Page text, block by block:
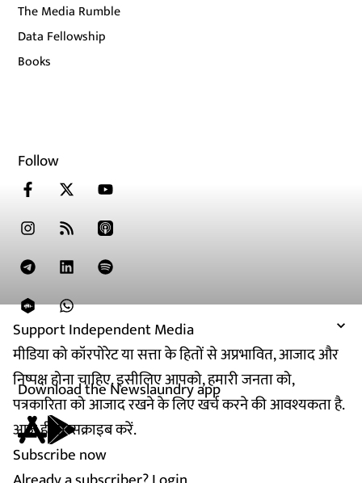
Support Independent Media
मीडिया को कॉरपोरेट या सत्ता के हितों से अप्रभावित, आजाद और
निष्पक्ष होना चाहिए. इसीलिए आपको, हमारी जनता को,
पत्रकारिता को आजाद रखने के लिए खर्च करने की आवश्यकता है.
आज ही सब्सक्राइब करें.
Subscribe now
The Media Rumble
Data Fellowship
Books
Follow
Download the Newslaundry app